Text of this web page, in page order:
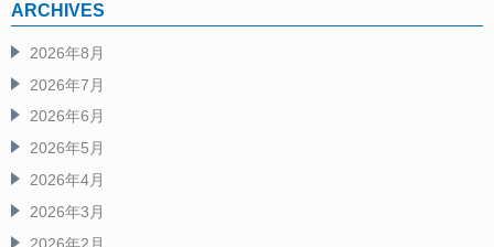
ARCHIVES
2026年8月
2026年7月
2026年6月
2026年5月
2026年4月
2026年3月
2026年2月